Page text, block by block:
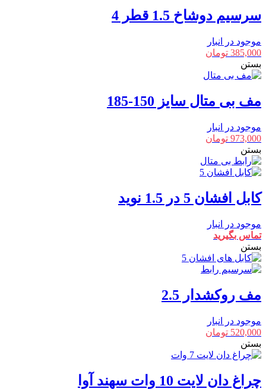
سرسیم دوشاخ 1.5 قطر 4
موجود در انبار
385,000 تومان
بستن
مف بی متال سایز 150-185
موجود در انبار
973,000 تومان
بستن
کابل افشان 5 در 1.5 نوید
موجود در انبار
تماس بگیرید
بستن
مف روکشدار 2.5
موجود در انبار
520,000 تومان
بستن
چراغ دان لایت 10 وات سهند آوا